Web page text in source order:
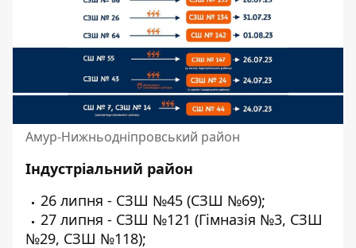
Амур-Нижньодніпровський район
Індустріальний район
26 липня - СЗШ №45 (СЗШ №69);
27 липня - СЗШ №121 (Гімназія №3, СЗШ
№29, СЗШ №118);